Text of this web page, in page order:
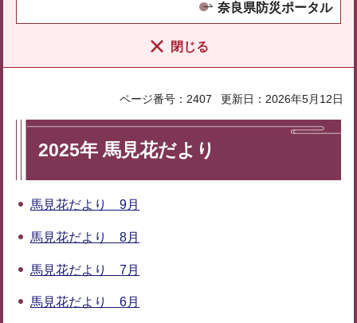
奈良県防災ポータル
閉じる
ページ番号：2407 更新日：2026年5月12日
2025年 馬見花だより
馬見花だより 9月
馬見花だより 8月
馬見花だより 7月
馬見花だより 6月